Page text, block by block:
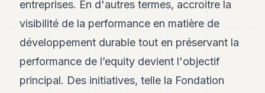
POLITIQUE
PRIVATE
EQUITY
entreprises. En d'autres termes, accroitre la
visibilité de la performance en matière de
développement durable tout en préservant la
performance de l’equity devient l'objectif
principal. Des initiatives, telle la Fondation